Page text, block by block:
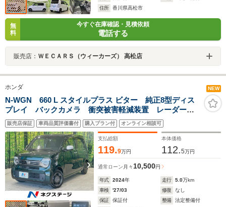
住所
香川県高松市
無
料
今すぐ在庫確認・見積依頼
電話する
販売店： ＷＥＣＡＲＳ（ウィーカーズ） 高松店
ホンダ NEW
N-WGN 660 L スタイルプラス ビター 純正8型ディス
プレイ バックカメラ 衝突被害軽減装置 レーダーク
ルーズ ハーフレザーシート ドラレコ コーナーセン
サー スマートキー LEDヘッド ETC オートハイビ
ーム 車線逸脱警報 オートライト
販売店保証 車両品質評価書付 購入プラン付 オンライン相談可
支払総額
119.9万円
本体価格
112.5万円
通常ローン 月々10,500円
年式 2024年 走行 5.0万km
車検
'27/03 修復
なし
保証
保証付 整備
法定整備付